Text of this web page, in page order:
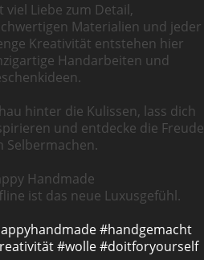
viel Liebe zum Detail,
Materialien und jeder
Kreativität entstehen hier
Handarbeiten und
hinter die Kulissen, lass dich
und entdecke die Freude
Selbermachen.
Handmade
ist das neue Luxusgefühl.
#handgemacht
#wolle#doitforyourself